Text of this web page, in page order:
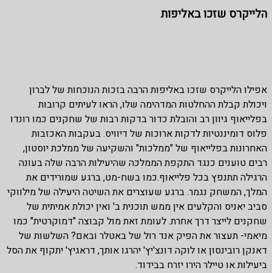
הלייקרס שזכו באליפות
אפילו הלייקרס שזכו באליפות הרבה בזכות הנוכחות של לברון
ויכולת קבלת ההחלטות המדהימה שלו, הראו לעיתים קרובות
בפלייאוף גיוון רב והובלת כדור בדקות רבות של שחקנים כמו רונדו
פלוס דומיננטיות לדקות ארוכות של דיוויס. בעקבות האכזבות
האחרונות בפלייאוף של "ממלכות" והשקיעה של ממלכת יוסטון,
רבים טוענים כנגד התקפת הממלכה שהיעילות הרבה שלה בעונה
הרגילה תתנפץ בכל פלייאוף.כמו בשח-מט, ברגע שמורידים את
המלך, המשחק נגמר. ברגע שעוצרים את השיטה היעילה של מילווקי
סביב יאניס והקלעים אין ממש תוכנית ב' ואין יכולת אמיתית של
שחקנים לייצר דרך אחרת. לעומת זאת מול קבוצה "דמוקרטית" כמו
מיאמי- תעצור את הפיק אנד רול של באטלר ובאם? השלשות של
דאנקן רובינסון או לוקה דונצ'יץ' יהרגו אותך, דראגיץ' יתקוף את הסל
ביעילות או טיילר הירו יזרח בבידוד.